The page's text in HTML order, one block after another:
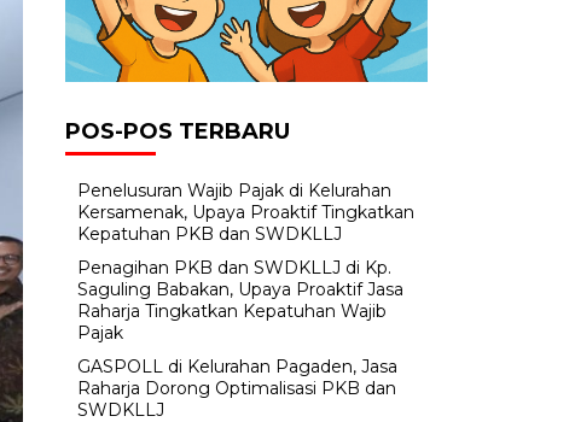
POS-POS TERBARU
Penelusuran Wajib Pajak di Kelurahan
Kersamenak, Upaya Proaktif Tingkatkan
Kepatuhan PKB dan SWDKLLJ
Penagihan PKB dan SWDKLLJ di Kp.
Saguling Babakan, Upaya Proaktif Jasa
Raharja Tingkatkan Kepatuhan Wajib
Pajak
GASPOLL di Kelurahan Pagaden, Jasa
Raharja Dorong Optimalisasi PKB dan
SWDKLLJ